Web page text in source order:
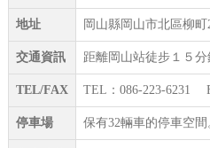
地址 岡山縣岡山市北區柳町
交通資訊 距離岡山站徒步１５
TEL/FAX TEL：086-223-6231
停車場 保有32輛車的停車空